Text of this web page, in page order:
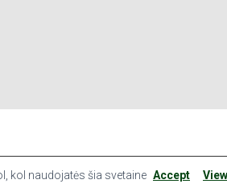
Hestia |
Spustelėdami „Sutinku“
kol naudojatės šia svetaine Accept